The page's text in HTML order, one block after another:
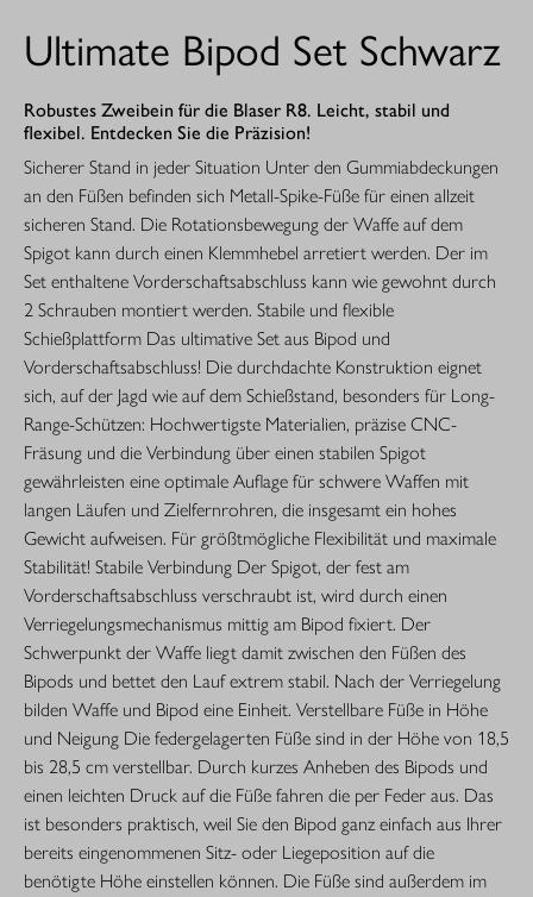
Ultimate Bipod Set Schwarz
Robustes Zweibein für die Blaser R8. Leicht, stabil und
flexibel. Entdecken Sie die Präzision!
Sicherer Stand in jeder Situation Unter den Gummiabdeckungen
an den Füßen befinden sich Metall-Spike-Füße für einen allzeit
sicheren Stand. Die Rotationsbewegung der Waffe auf dem
Spigot kann durch einen Klemmhebel arretiert werden. Der im
Set enthaltene Vorderschaftsabschluss kann wie gewohnt durch
2 Schrauben montiert werden. Stabile und flexible
Schießplattform Das ultimative Set aus Bipod und
Vorderschaftsabschluss! Die durchdachte Konstruktion eignet
sich, auf der Jagd wie auf dem Schießstand, besonders für Long-
Range-Schützen: Hochwertigste Materialien, präzise CNC-
Fräsung und die Verbindung über einen stabilen Spigot
gewährleisten eine optimale Auflage für schwere Waffen mit
langen Läufen und Zielfernrohren, die insgesamt ein hohes
Gewicht aufweisen. Für größtmögliche Flexibilität und maximale
Stabilität! Stabile Verbindung Der Spigot, der fest am
Vorderschaftsabschluss verschraubt ist, wird durch einen
Verriegelungsmechanismus mittig am Bipod fixiert. Der
Schwerpunkt der Waffe liegt damit zwischen den Füßen des
Bipods und bettet den Lauf extrem stabil. Nach der Verriegelung
bilden Waffe und Bipod eine Einheit. Verstellbare Füße in Höhe
und Neigung Die federgelagerten Füße sind in der Höhe von 18,5
bis 28,5 cm verstellbar. Durch kurzes Anheben des Bipods und
einen leichten Druck auf die Füße fahren die per Feder aus. Das
ist besonders praktisch, weil Sie den Bipod ganz einfach aus Ihrer
bereits eingenommenen Sitz- oder Liegeposition auf die
benötigte Höhe einstellen können. Die Füße sind außerdem im